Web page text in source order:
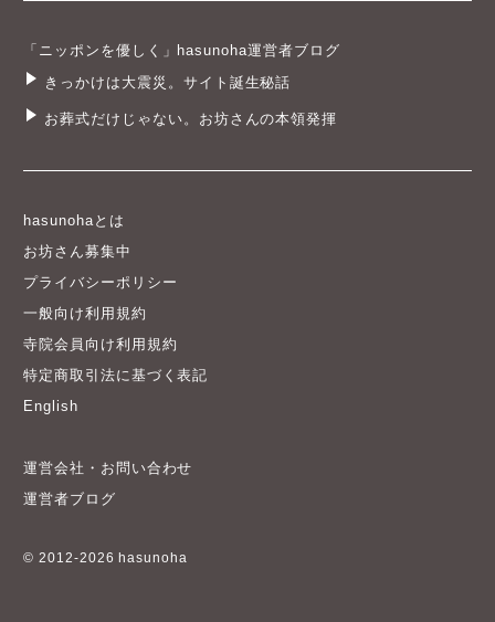
「ニッポンを優しく」hasunoha運営者ブログ
きっかけは大震災。サイト誕生秘話
お葬式だけじゃない。お坊さんの本領発揮
hasunohaとは
お坊さん募集中
プライバシーポリシー
一般向け利用規約
寺院会員向け利用規約
特定商取引法に基づく表記
English
運営会社・お問い合わせ
運営者ブログ
© 2012-2026 hasunoha